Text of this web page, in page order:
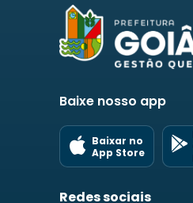
Baixe nosso app
Baixar no
App Store
Redes sociais